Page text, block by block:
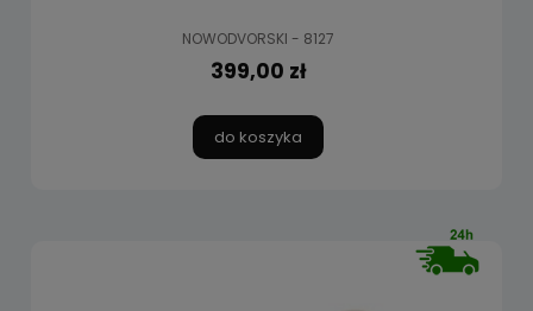
NOWODVORSKI - 8127
399,00 zł
do koszyka